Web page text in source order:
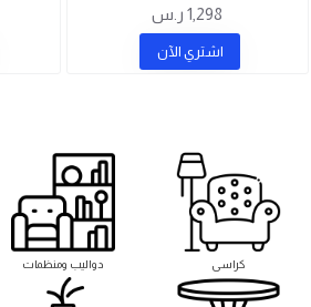
1,298 ر.س
اشتري اﻵن
كراسى دواليب ومنظمات